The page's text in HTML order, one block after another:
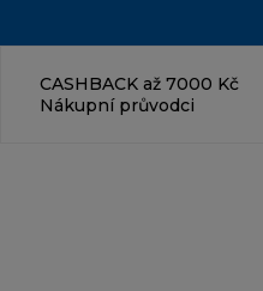
CASHBACK až 7000 Kč
Nákupní průvodci